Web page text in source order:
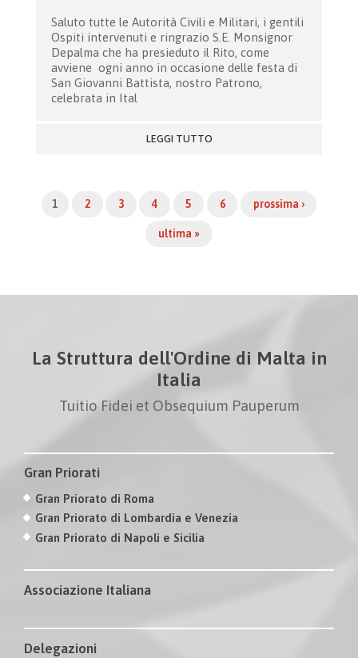
Saluto tutte le Autorità Civili e Militari, i gentili
Ospiti intervenuti e ringrazio S.E. Monsignor
Depalma che ha presieduto il Rito, come
avviene ogni anno in occasione delle festa di
San Giovanni Battista, nostro Patrono,
celebrata in Ital
LEGGI TUTTO
1 2 3 4 5 6 prossima ›
ultima »
La Struttura dell'Ordine di Malta in
Italia
Tuitio Fidei et Obsequium Pauperum
Gran Priorati
Gran Priorato di Roma
Gran Priorato di Lombardia e Venezia
Gran Priorato di Napoli e Sicilia
Associazione Italiana
Delegazioni